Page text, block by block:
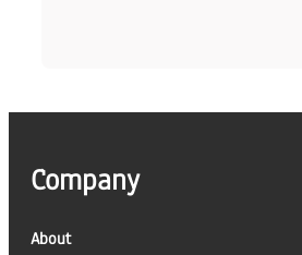
Company
About